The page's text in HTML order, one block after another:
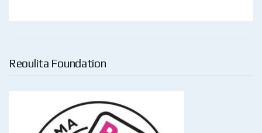
Reoulita Foundation